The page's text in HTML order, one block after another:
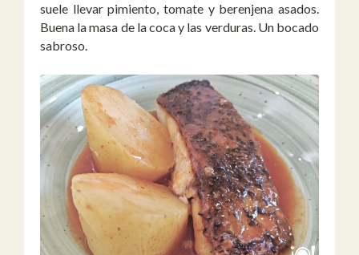
suele llevar pimiento, tomate y berenjena asados.
Buena la masa de la coca y las verduras. Un bocado
sabroso.